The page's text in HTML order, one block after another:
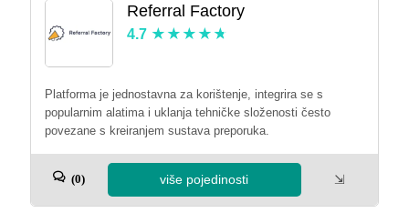
Referral Factory
4.7
Platforma je jednostavna za korištenje, integrira se s
popularnim alatima i uklanja tehničke složenosti često
povezane s kreiranjem sustava preporuka.
(0) više pojedinosti ⇲